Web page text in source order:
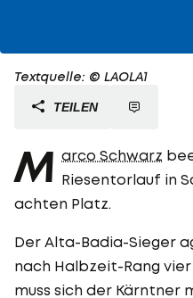
Textquelle: © LAOLA1
TEILEN
M arco Schwarz
Riesentorlauf in
achten Platz.
Der Alta-Badia-Sieger
nach Halbzeit-Rang
muss sich der Kärntner